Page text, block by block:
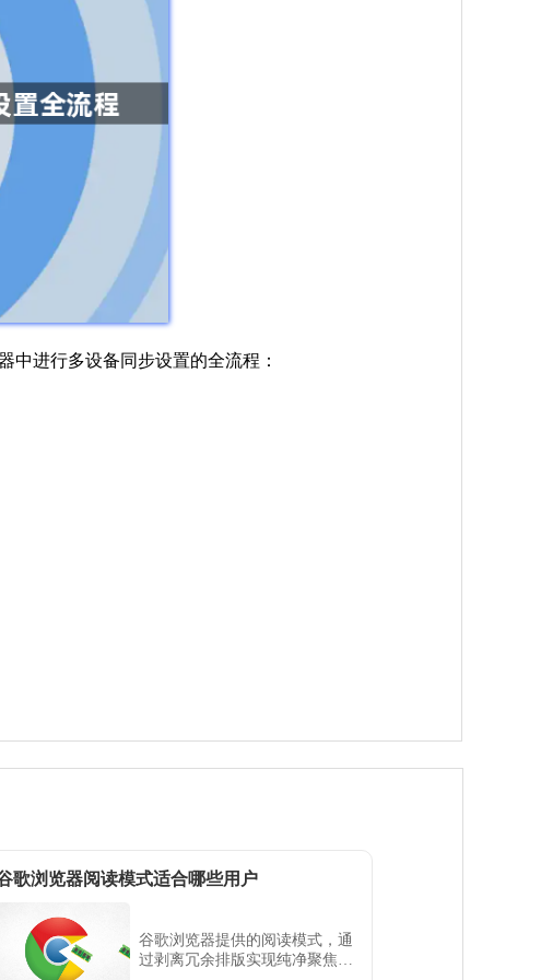
中进行多设备同步设置的全流程：
歌浏览器阅读模式适合哪些用户
谷歌浏览器提供的阅读模式，通
过剥离冗余排版实现纯净聚焦。